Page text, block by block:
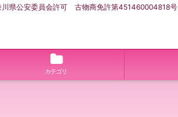
川県公安委員会許可 古物商免許第451460004818号
カテゴリ